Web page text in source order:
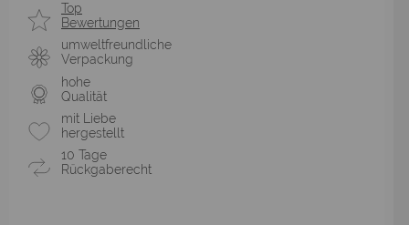
Top
Bewertungen
umweltfreundliche
Verpackung
hohe
Qualität
mit Liebe
hergestellt
10 Tage
Rückgaberecht